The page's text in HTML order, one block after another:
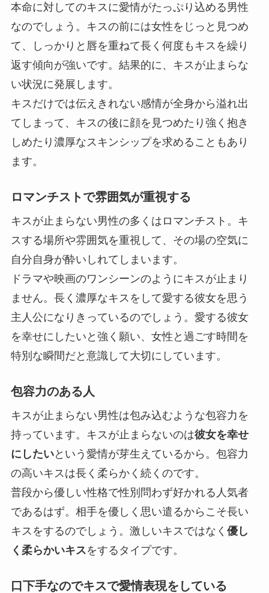
本命に対してのキスに愛情がたっぷり込める男性
なのでしょう。キスの前には女性をじっと見つめ
て、しっかりと唇を重ねて長く何度もキスを繰り
返す傾向が強いです。 結果的に、キスが止まらな
い状況に発展します。
キスだけでは伝えきれない感情が全身から溢れ出
てしまって、キスの後に顔を見つめたり強く抱き
しめたり濃厚なスキンシップを求めることもあり
ます。
ロマンチストで雰囲気が重視する
キスが止まらない男性の多くはロマンチスト。キ
スする場所や雰囲気を重視して、その場の空気に
自分自身が酔いしれてしまいます。
ドラマや映画のワンシーンのようにキスが止まり
ません。長く濃厚なキスをして愛する彼女を思う
主人公になりきっているのでしょう。愛する彼女
を幸せにしたいと強く願い、 女性と過ごす時間を
特別な瞬間だと意識して大切にしています。
包容力のある人
キスが止まらない男性は包み込むような包容力を
持っています。キスが止まらないのは彼女を幸せ
にしたいという愛情が芽生えているから。包容力
の高いキスは長く柔らかく続くのです。
普段から優しい性格で性別問わず好かれる人気者
であるはず。相手を優しく思い遣るからこそ長い
キスをするのでしょう。激しいキスではなく 優し
く柔らかいキスをするタイプです。
口下手なのでキスで愛情表現をしている